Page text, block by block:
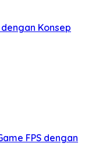
Konsep
FPS dengan